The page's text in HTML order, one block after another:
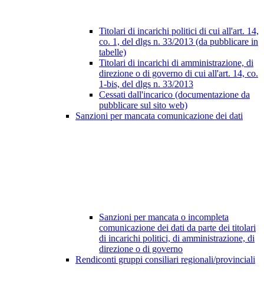
Titolari di incarichi politici di cui all'art. 14,
co. 1, del dlgs n. 33/2013 (da pubblicare in
tabelle)
Titolari di incarichi di amministrazione, di
direzione o di governo di cui all'art. 14, co.
1-bis, del dlgs n. 33/2013
Cessati dall'incarico (documentazione da
pubblicare sul sito web)
Sanzioni per mancata comunicazione dei dati
Sanzioni per mancata o incompleta
comunicazione dei dati da parte dei titolari
di incarichi politici, di amministrazione, di
direzione o di governo
Rendiconti gruppi consiliari regionali/provinciali